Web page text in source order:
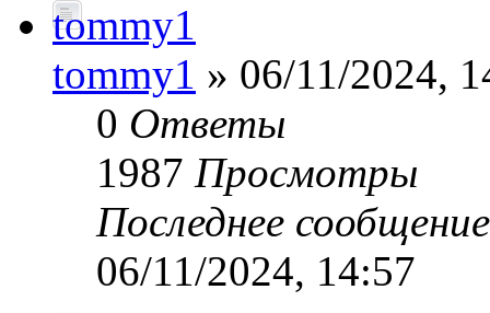
tommy1
tommy1 » 06/11/2024,
0 Ответы
1987 Просмотры
Последнее
06/11/2024, 14:57